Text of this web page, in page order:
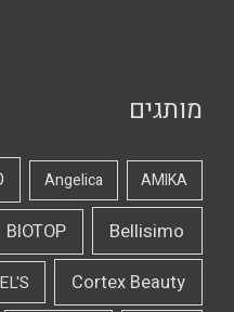
מותגים
AMIKA
Angelica
Bellisimo
BIOTOP
Cortex Beauty